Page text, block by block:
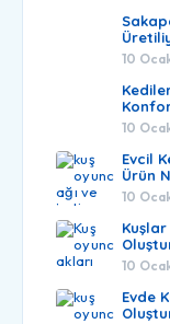
10
10
Evcil
Ürün
10
Kuşlar
10
Evde